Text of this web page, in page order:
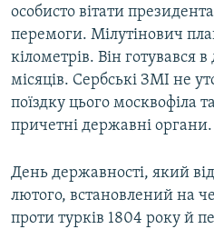
особисто вітати
перемоги. Мілутінович
кілометрів. Він готувався
місяців. Сербські ЗМІ не
поїздку цього москвофіла
причетні державні органи.
День державності, який
лютого, встановлений на
проти турків 1804 року й